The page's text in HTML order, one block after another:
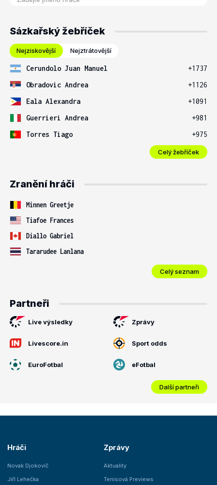
Sázkařský žebříček
Nejziskovější Nejztrátovější
Cerundolo Juan Manuel
+1737
Obradovic Andrea
+1126
Eala Alexandra
+1091
Guerrieri Andrea
+981
Torres Tiago
+975
Celý žebříček
Zranění hráči
Minnen Greetje
Tiafoe Frances
Diallo Gabriel
Tararudee Lanlana
Celý seznam
Partneři
Live výsledky Zprávy
Livescore.in Sport odds
EuroFotbal eFotbal
Další partneři
Hráči
Novak Djokovič
Jiří Lehečka
Zprávy
Aktuality
Tenisová Previews